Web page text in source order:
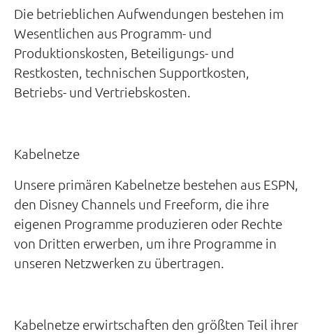
Die betrieblichen Aufwendungen bestehen im
Wesentlichen aus Programm- und
Produktionskosten, Beteiligungs- und
Restkosten, technischen Supportkosten,
Betriebs- und Vertriebskosten.
Kabelnetze
Unsere primären Kabelnetze bestehen aus ESPN,
den Disney Channels und Freeform, die ihre
eigenen Programme produzieren oder Rechte
von Dritten erwerben, um ihre Programme in
unseren Netzwerken zu übertragen.
Kabelnetze erwirtschaften den größten Teil ihrer